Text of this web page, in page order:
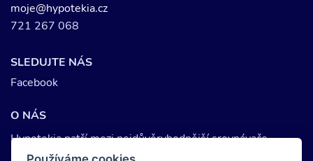
moje@hypotekia.cz
721 267 068
SLEDUJTE NÁS
Facebook
O NÁS
Hypotekia patří mezi nejdůvěryhodnější srovnávače
hypotečních úvěrů. Každoročně si u nás provede srovnání